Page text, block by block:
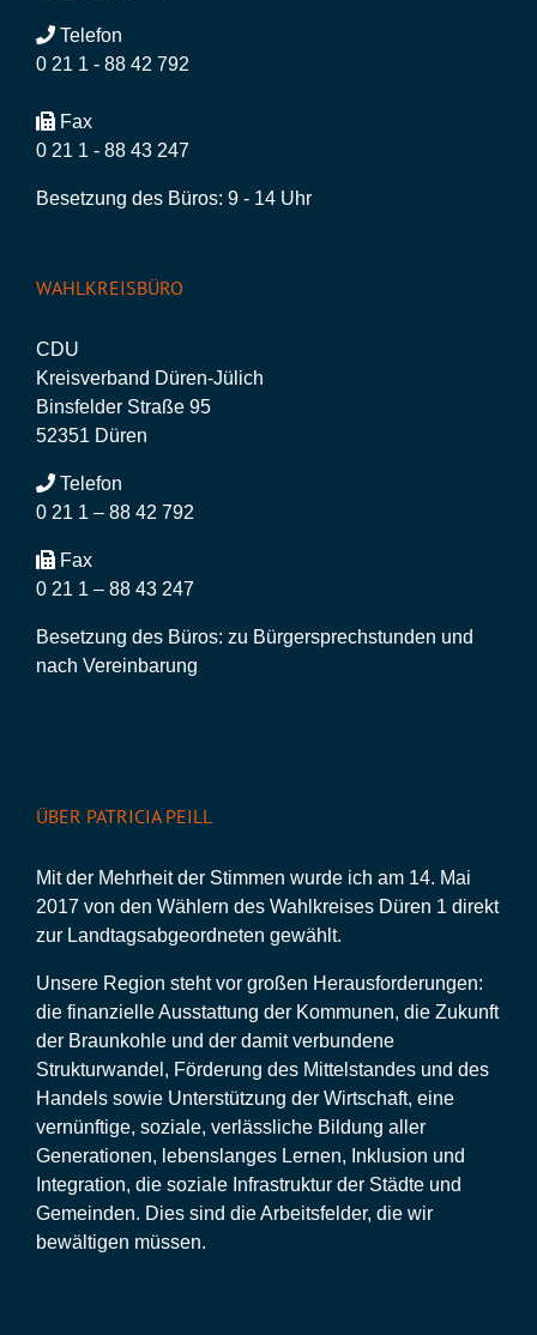
Telefon
0 21 1 - 88 42 792
Fax
0 21 1 - 88 43 247
Besetzung des Büros: 9 - 14 Uhr
WAHLKREISBÜRO
CDU
Kreisverband Düren-Jülich
Binsfelder Straße 95
52351 Düren
Telefon
0 21 1 – 88 42 792
Fax
0 21 1 – 88 43 247
Besetzung des Büros: zu Bürgersprechstunden und
nach Vereinbarung
ÜBER PATRICIA PEILL
Mit der Mehrheit der Stimmen wurde ich am 14. Mai
2017 von den Wählern des Wahlkreises Düren 1 direkt
zur Landtagsabgeordneten gewählt.
Unsere Region steht vor großen Herausforderungen:
die finanzielle Ausstattung der Kommunen, die Zukunft
der Braunkohle und der damit verbundene
Strukturwandel, Förderung des Mittelstandes und des
Handels sowie Unterstützung der Wirtschaft, eine
vernünftige, soziale, verlässliche Bildung aller
Generationen, lebenslanges Lernen, Inklusion und
Integration, die soziale Infrastruktur der Städte und
Gemeinden. Dies sind die Arbeitsfelder, die wir
bewältigen müssen.